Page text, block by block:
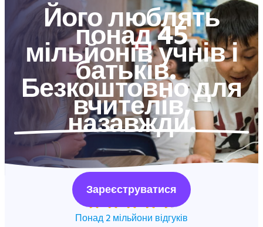
Його люблять
понад 45
мільйонів учнів і
батьків.
Безкоштовно для
вчителів,
назавжди.
Зареєструватися
Понад 2 мільйони відгуків